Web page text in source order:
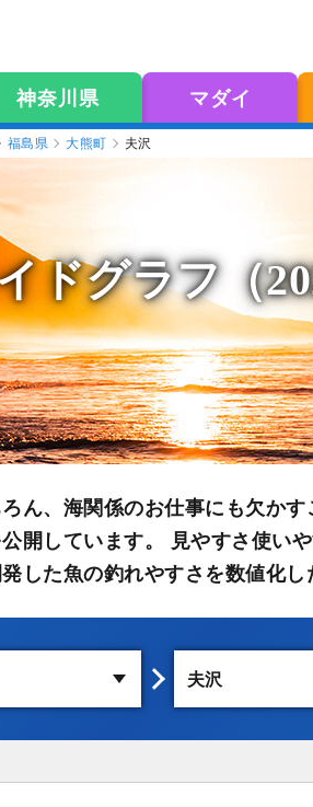
神奈川県 マダイ
福島県 大熊町 夫沢
ドグラフ（
ん、海関係のお仕事にも欠か
開しています。 見やすさ使い
した魚の釣れやすさを数値化